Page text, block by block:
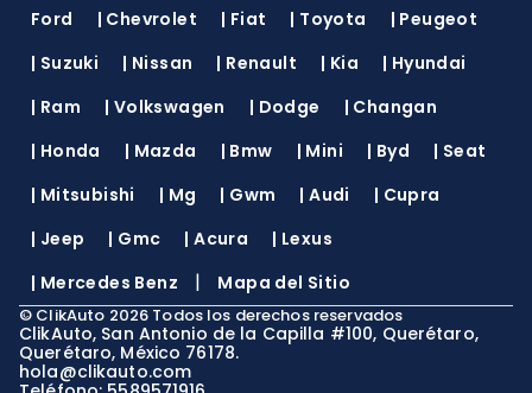
Ford
| Chevrolet | Fiat | Toyota | Peugeot
| Suzuki | Nissan | Renault | Kia | Hyundai
| Ram | Volkswagen | Dodge | Changan
| Honda | Mazda | Bmw | Mini | Byd | Seat
| Mitsubishi | Mg | Gwm |Audi | Cupra
| Jeep | Gmc |Acura | Lexus
| Mercedes Benz | Mapa del Sitio
© ClikAuto 2026 Todos los derechos reservados
ClikAuto, San Antonio de la Capilla #100, Querétaro,
Querétaro, México 76178.
hola@clikauto.com